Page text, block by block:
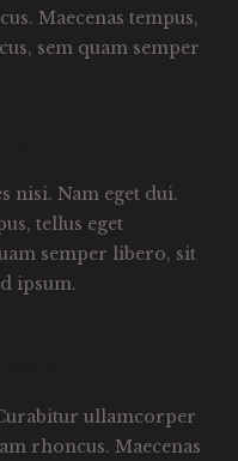
Maecenas tempus,
sem quam semper
nisi. Nam eget dui.
tellus eget
semper libero, sit
ipsum.
ullamcorper
rhoncus. Maecenas